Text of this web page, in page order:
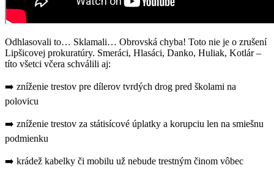
Odhlasovali to… Sklamali… Obrovská chyba! Toto nie je o zrušení
Lipšicovej prokuratúry. Smeráci, Hlasáci, Danko, Huliak, Kotlár –
títo všetci včera schválili aj:
➡️ zníženie trestov pre dílerov tvrdých drog pred školami na
polovicu
➡️ zníženie trestov za státisícové úplatky a korupciu len na smiešnu
podmienku
➡️ krádež kabelky či mobilu už nebude trestným činom vôbec